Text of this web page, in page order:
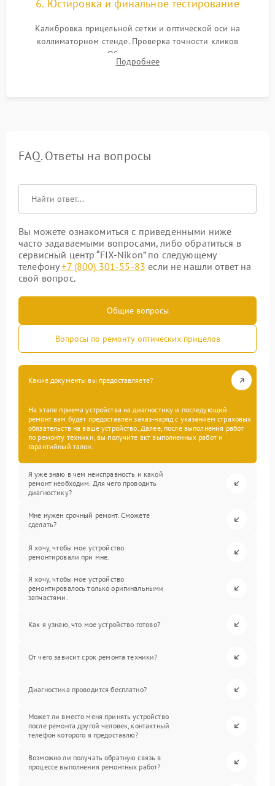
6. Юстировка и финальное тестирование
Калибровка прицельной сетки и оптической оси на
коллиматорном стенде. Проверка точности кликов
механизма поправок. Обязательное испытание прицела на
ударном стенде для проверки устойчивости к отдаче и
Подробнее
FAQ. Ответы на вопросы
Вы можете ознакомиться с приведенными ниже
часто задаваемыми вопросами, либо обратиться в
сервисный центр “FIX-Nikon” по следующему
телефону+7 (800) 301-55-83 если не нашли ответ на
свой вопрос.
Общие вопросы
Вопросы по ремонту оптических прицелов
Какие документы вы предоставляете?
На этапе приема устройства на диагностику и последующий
ремонт вам будет предоставлен заказ-наряд с указанием страховых
обязательств на ваше устройство. Далее, после выполнения работ
по ремонту техники, вы получите акт выполненных работ и
гарантийный талон.
Я уже знаю в чем неисправность и какой
ремонт необходим. Для чего проводить
диагностику?
Мне нужен срочный ремонт. Сможете
сделать?
Я хочу, чтобы мое устройство
ремонтировали при мне.
Я хочу, чтобы мое устройство
ремонтировалось только оригинальными
запчастями.
Как я узнаю, что мое устройство готово?
От чего зависит срок ремонта техники?
Диагностика проводится бесплатно?
Может ли вместо меня принять устройство
после ремонта другой человек, контактный
телефон которого я предоставлю?
Возможно ли получать обратную связь в
процессе выполнения ремонтных работ?